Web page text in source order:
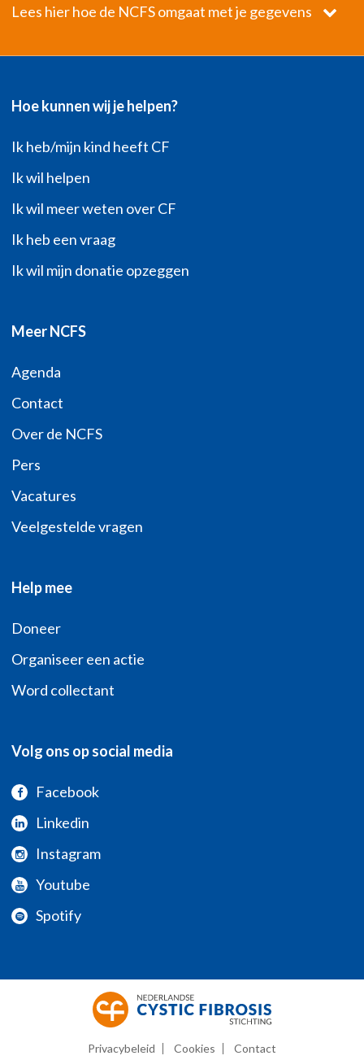
Lees hier hoe de NCFS omgaat met je gegevens
Hoe kunnen wij je helpen?
Ik heb/mijn kind heeft CF
Ik wil helpen
Ik wil meer weten over CF
Ik heb een vraag
Ik wil mijn donatie opzeggen
Meer NCFS
Agenda
Contact
Over de NCFS
Pers
Vacatures
Veelgestelde vragen
Help mee
Doneer
Organiseer een actie
Word collectant
Volg ons op social media
Facebook
Linkedin
Instagram
Youtube
Spotify
Privacybeleid Cookies Contact